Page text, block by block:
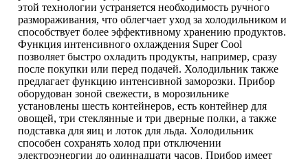
этой технологии устраняется необходимость ручного
размораживания, что облегчает уход за холодильником и
способствует более эффективному хранению продуктов.
Функция интенсивного охлаждения Super Cool
позволяет быстро охладить продукты, например, сразу
после покупки или перед подачей. Холодильник также
предлагает функцию интенсивной заморозки. Прибор
оборудован зоной свежести, в морозильнике
установлены шесть контейнеров, есть контейнер для
овощей, три стеклянные и три дверные полки, а также
подставка для яиц и лоток для льда. Холодильник
способен сохранять холод при отключении
электроэнергии до одиннадцати часов. Прибор имеет